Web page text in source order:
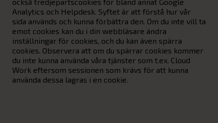
Analytics och Helpdesk. Syftet är att förstå hur vår
sida används och kunna förbättra den. Om du inte vill ta
emot cookies kan du i din webbläsare ändra
inställningar för cookies, och du kan även spärra
cookies. Observera att om du spärrar cookies kommer
du inte kunna använda våra tjänster som t.ex. Cloud
Work eftersom sessionen som krävs för att kunna
använda dessa lagras i en cookie.